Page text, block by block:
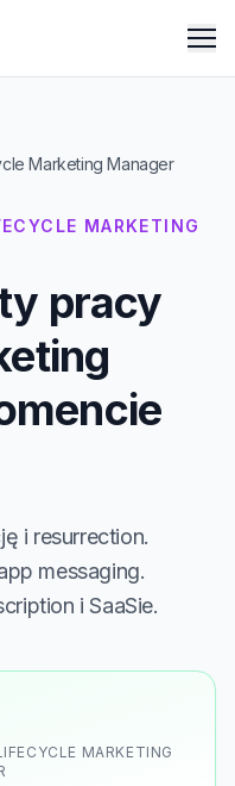
Marketing Manager
MARKETING
pracy
i resurrection.
messaging.
i SaaSie.
MARKETING